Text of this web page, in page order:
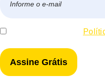
mail
Consentir